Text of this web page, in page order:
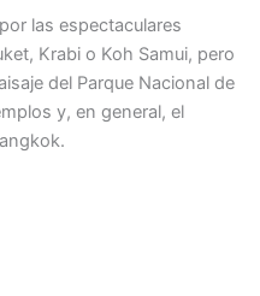
las espectaculares
Krabi o Koh Samui, pero
del Parque Nacional de
y, en general, el